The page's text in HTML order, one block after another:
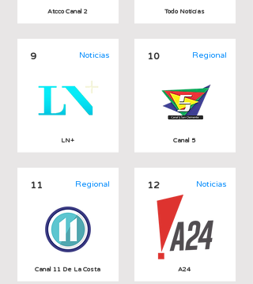
Atcco Canal 2
LN+
9 Noticias
Canal 11 De La Costa
11 Regional
Todo Noticias
Canal 5
10 Regional
A24
12 Noticias